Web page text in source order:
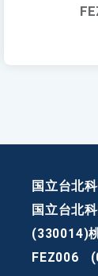
国立台北
国立台北
(330014)
FEZ006